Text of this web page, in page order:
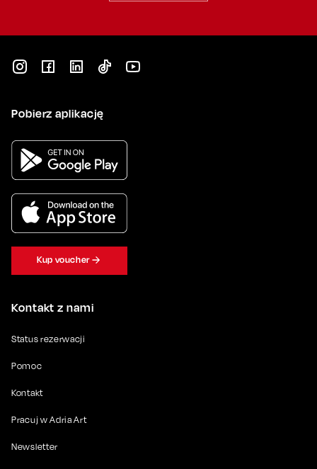
Kontakt z nami
Status rezerwacji
Pomoc
Kontakt
Pracuj w Adria Art
Newsletter
Pobierz aplikację
Kup voucher